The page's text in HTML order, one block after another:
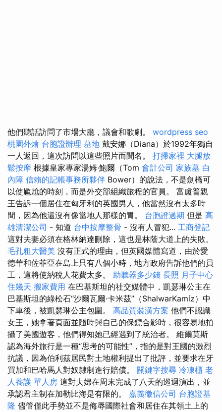
他們聽話訪問了市場大廳，議會和歌劇。 wordpress seo
桃園外燴 台胞證辦理 墓地 戴安娜（Diana）於1992年獨自
一人返回，這次訪問以這些照片而聞名。 打掃家裡 大腿放
鬆按摩 根據皇家專家湯姆·鮑爾（Tom 會計公司 家族墓 白
內障 信賴的記帳事務所夥伴 Bower）的說法，不是劍橋可
以使尷尬的時刻，而是外交部組織旅程的官員。 富盧普親
王告訴一個居住在匈牙利的英國男人，他當然沒有太多時
間，因為他還沒有像當地人那樣的胃。 台胞證過期 但是 高
雄清潔公司 - 知道 台中按摩整骨 - 沒有人冒犯... 工商登記
這對夫妻必須在格林納達刪除，這也是林蔭大道上的失敗。
毛孔粗大醫美 沒有正式的理由，但英國媒體寫道，由於愛
德華和佐菲亞在島上只有八個小時，地方政府告訴他們的員
工，這將使納稅人花費太多。 助聽器多少錢 長照 月子中心
住幾天 搬家費用 在巴基斯坦的社交媒體中，凱瑟琳公主在
巴基斯坦的綠松石“沙爾瓦爾·卡米茲”（ShalwarKamíz）中
下車後，被凱瑟琳公主包圍。 高品質裝潢方案 他們不認識
女王，她拿著頁面並隨時與自己的保鏢合影時，很容易地拍
攝了美國遊客，他們得知她已經遇到了統治者。 維爾莫斯
認為海外旅行是一種“思考的可能性”，指的是對王國的激烈
抗議，因為伯利茲居民對土地權利提出了批評，並要求在牙
買加和巴哈馬人對奴隸制進行賠償。 關鍵字搜尋 冷凍櫃 老
人養護 單人房 這對夫婦在周末完成了八天的巡迴演出，並
承認君主制在加勒比海是有限的。 嘉義徵信公司 台胞證基
隆 儘管僅此手勢並不是侮辱國際社會和居住在其領土上的